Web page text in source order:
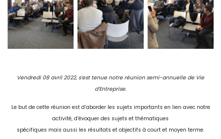
Vendredi 08 avril 2022, s’est tenue notre réunion semi-annuelle de Vie
d’Entreprise.
Le but de cette réunion est d’aborder les sujets importants en lien avec notre
activité, d’évoquer des sujets et thématiques
spécifiques mais aussi les résultats et objectifs à court et moyen terme.